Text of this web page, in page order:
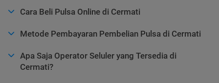
Cara Beli Pulsa Online di Cermati
Metode Pembayaran Pembelian Pulsa di Cermati
Apa Saja Operator Seluler yang Tersedia di
Cermati?